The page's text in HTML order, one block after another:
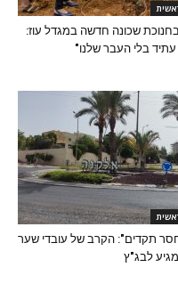
בחנוכת שכונה חדשה במגדל עוז:
עתיד בלי העבר שלנו"
תקדים": הקרב של עובדי שער
מגיע לבג"ץ